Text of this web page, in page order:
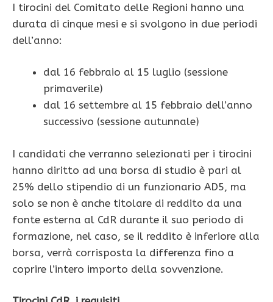
I tirocini del Comitato delle Regioni hanno una
durata di cinque mesi e si svolgono in due periodi
dell’anno:
dal 16 febbraio al 15 luglio (sessione
primaverile)
dal 16 settembre al 15 febbraio dell’anno
successivo (sessione autunnale)
I candidati che verranno selezionati per i tirocini
hanno diritto ad una borsa di studio è pari al
25% dello stipendio di un funzionario AD5, ma
solo se non è anche titolare di reddito da una
fonte esterna al CdR durante il suo periodo di
formazione, nel caso, se il reddito è inferiore alla
borsa, verrà corrisposta la differenza fino a
coprire l’intero importo della sovvenzione.